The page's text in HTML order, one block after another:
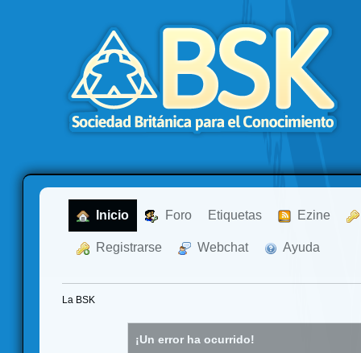
Inicio Foro Etiquetas Ezine
Registrarse Webchat Ayuda
La BSK
¡Un error ha ocurrido!